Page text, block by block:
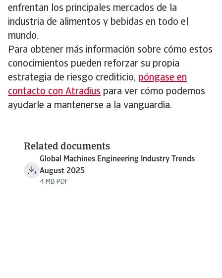
enfrentan los principales mercados de la
industria de alimentos y bebidas en todo el
mundo.
Para obtener más información sobre cómo estos
conocimientos pueden reforzar su propia
estrategia de riesgo crediticio, póngase en
contacto con Atradius para ver cómo podemos
ayudarle a mantenerse a la vanguardia.
Related documents
Global Machines Engineering Industry Trends
August 2025
4 MB PDF